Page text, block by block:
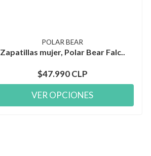
POLAR BEAR
Zapatillas mujer, Polar Bear Falc..
$47.990 CLP
VER OPCIONES